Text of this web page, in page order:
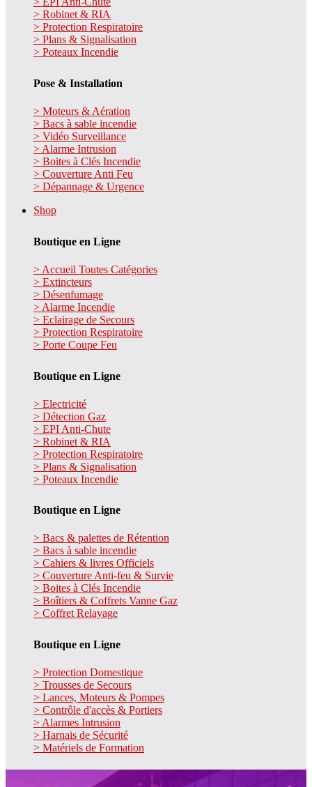
> Robinet & RIA
> Protection Respiratoire
> Plans & Signalisation
> Poteaux Incendie
Pose & Installation
> Moteurs & Aération
> Bacs à sable incendie
> Vidéo Surveillance
> Alarme Intrusion
> Boites à Clés Incendie
> Couverture Anti Feu
> Dépannage & Urgence
Shop
Boutique en Ligne
> Accueil Toutes Catégories
> Extincteurs
> Désenfumage
> Alarme Incendie
> Eclairage de Secours
> Protection Respiratoire
> Porte Coupe Feu
Boutique en Ligne
> Electricité
> Détection Gaz
> EPI Anti-Chute
> Robinet & RIA
> Protection Respiratoire
> Plans & Signalisation
> Poteaux Incendie
Boutique en Ligne
> Bacs & palettes de Rétention
> Bacs à sable incendie
> Cahiers & livres Officiels
> Couverture Anti-feu & Survie
> Boites à Clés Incendie
> Boîtiers & Coffrets Vanne Gaz
> Coffret Relayage
Boutique en Ligne
> Protection Domestique
> Trousses de Secours
> Lances, Moteurs & Pompes
> Contrôle d'accès & Portiers
> Alarmes Intrusion
> Harnais de Sécurité
> Matériels de Formation